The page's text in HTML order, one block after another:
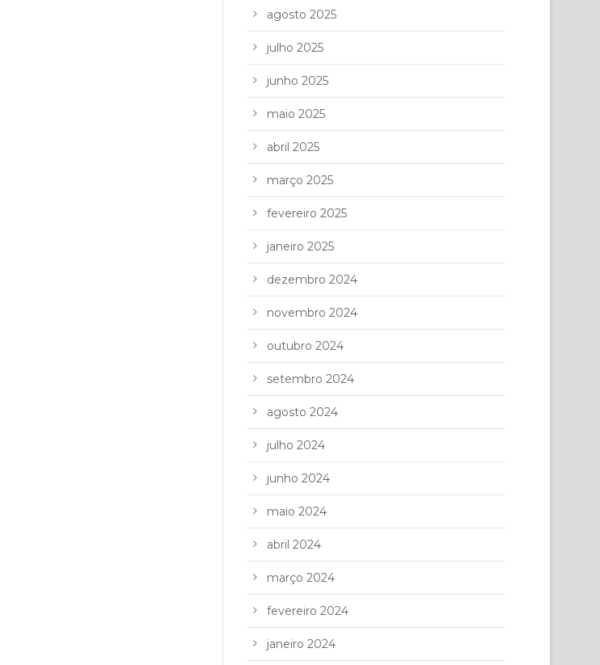
agosto 2025
julho 2025
junho 2025
maio 2025
abril 2025
março 2025
fevereiro 2025
janeiro 2025
dezembro 2024
novembro 2024
outubro 2024
setembro 2024
agosto 2024
julho 2024
junho 2024
maio 2024
abril 2024
março 2024
fevereiro 2024
janeiro 2024